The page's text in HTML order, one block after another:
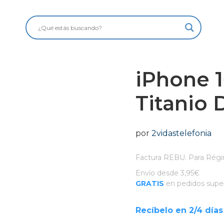
iPhone
Titanio
por 2vidastelefonia
Factura REBU. Para
Envío desde 3,95€
GRATIS en pedidos
Recíbelo en 2/4 días